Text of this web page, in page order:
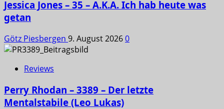
Jessica Jones – 35 – A.K.A. Ich hab heute was
getan
Götz Piesbergen 9. August 20260
Reviews
Perry Rhodan – 3389 – Der letzte
Mentalstabile (Leo Lukas)